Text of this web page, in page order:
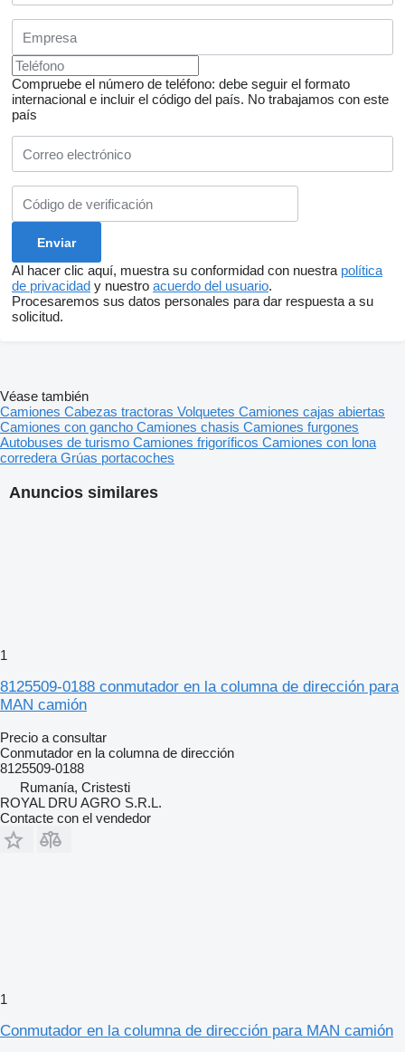
Compruebe el número de teléfono: debe seguir el formato
internacional e incluir el código del país. No trabajamos con este
país
Al hacer clic aquí, muestra su conformidad con nuestra política
de privacidad y nuestro acuerdo del usuario.
Procesaremos sus datos personales para dar respuesta a su
solicitud.
Anuncios similares
1
8125509-0188 conmutador en la columna de dirección para
MAN camión
Precio a consultar
Conmutador en la columna de dirección
8125509-0188
Rumanía, Cristesti
ROYAL DRU AGRO S.R.L.
Contacte con el vendedor
1
Conmutador en la columna de dirección para MAN camión
Véase también
Camiones Cabezas tractoras Volquetes Camiones cajas abiertas
Camiones con gancho Camiones chasis Camiones furgones
Autobuses de turismo Camiones frigoríficos Camiones con lona
corredera Grúas portacoches